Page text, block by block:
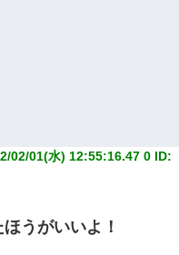
02/01(水) 12:55:16.47 0 ID:
うがいいよ！